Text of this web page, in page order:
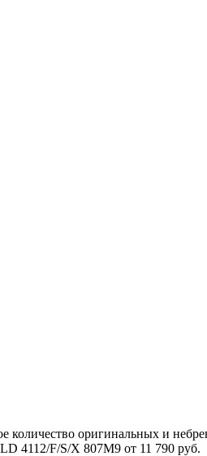
количество оригинальных и
4112/F/S/X 807M9 от 11 790 руб.